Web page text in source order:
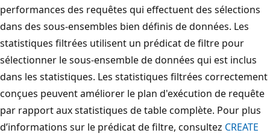
performances des requêtes qui effectuent des sélections
dans des sous-ensembles bien définis de données. Les
statistiques filtrées utilisent un prédicat de filtre pour
sélectionner le sous-ensemble de données qui est inclus
dans les statistiques. Les statistiques filtrées correctement
conçues peuvent améliorer le plan d'exécution de requête
par rapport aux statistiques de table complète. Pour plus
d’informations sur le prédicat de filtre, consultez CREATE